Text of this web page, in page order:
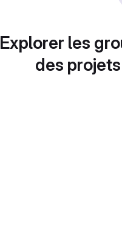
Explorer les
des